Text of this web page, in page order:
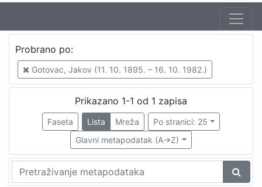
Jezik
hrvatski
cjelina
Digitalizirana zagrebačka baština
Probrano po:
Gotovac, Jakov (11. 10. 1895. – 16. 10. 1982.)
Prikazano 1-1 od 1 zapisa
Faseta Lista Mreža
Po stranici: 25
Glavni metapodatak (A->Z)